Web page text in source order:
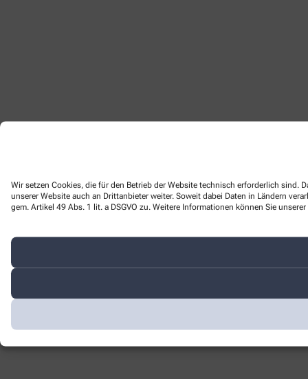
Wir setzen Cookies, die für den Betrieb der Website technisch erforderlich sind.
unserer Website auch an Drittanbieter weiter. Soweit dabei Daten in Ländern
gem. Artikel 49 Abs. 1 lit. a DSGVO zu. Weitere Informationen können Sie unserer